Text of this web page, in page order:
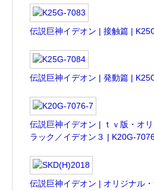
伝説巨神イデオン | 接触篇 |
伝説巨神イデオン | 発動篇 |
伝説巨神イデオン | ｔｖ版・オ
ラック／イデオン３ | K20G-
伝説巨神イデオン | オリジナル